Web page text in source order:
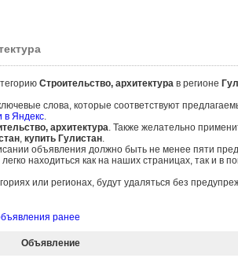
Строительство, архитектурав регионе
слова, которые соответствуют
в Яндекс.
архитектура. Также желательно
, купить Гулистан.
объявления должно быть не менее пяти
находиться как на наших страницах, так и в
или регионах, будут удаляться без
ранее
Объявление